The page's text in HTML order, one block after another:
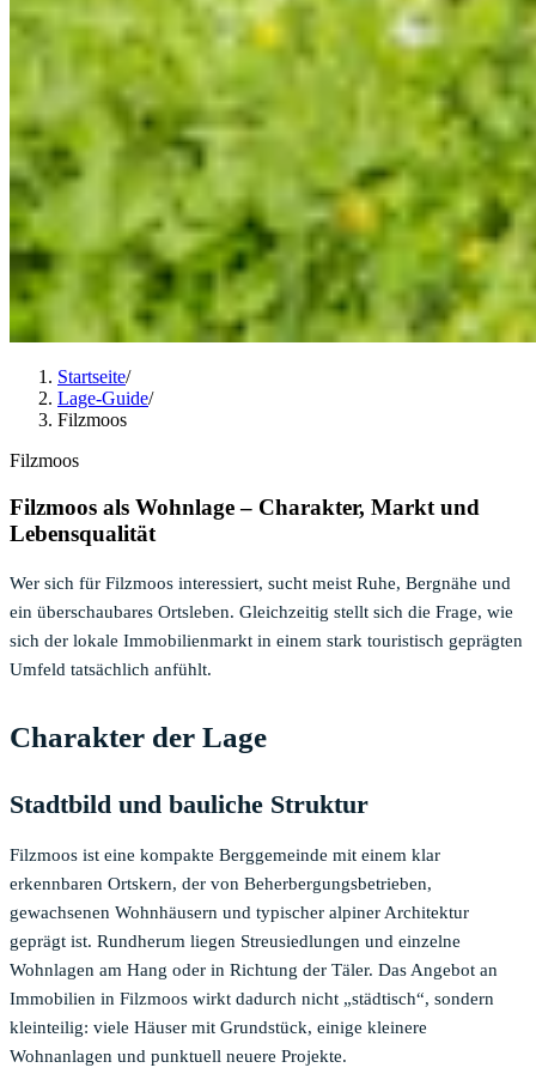
Startseite/
Lage-Guide/
Filzmoos
Filzmoos
Filzmoos als Wohnlage – Charakter, Markt und
Lebensqualität
Wer sich für Filzmoos interessiert, sucht meist Ruhe, Bergnähe und
ein überschaubares Ortsleben. Gleichzeitig stellt sich die Frage, wie
sich der lokale Immobilienmarkt in einem stark touristisch geprägten
Umfeld tatsächlich anfühlt.
Charakter der Lage
Stadtbild und bauliche Struktur
Filzmoos ist eine kompakte Berggemeinde mit einem klar
erkennbaren Ortskern, der von Beherbergungsbetrieben,
gewachsenen Wohnhäusern und typischer alpiner Architektur
geprägt ist. Rundherum liegen Streusiedlungen und einzelne
Wohnlagen am Hang oder in Richtung der Täler. Das Angebot an
Immobilien in Filzmoos wirkt dadurch nicht „städtisch“, sondern
kleinteilig: viele Häuser mit Grundstück, einige kleinere
Wohnanlagen und punktuell neuere Projekte.